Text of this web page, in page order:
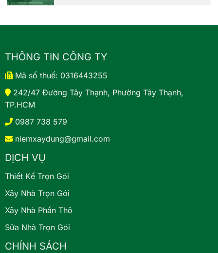
THÔNG TIN CÔNG TY
Mã số thuế: 0316443255
242/47 Đường Tây Thạnh, Phường Tây Thạnh,
TP.HCM
0987 738 579
niemxaydung@gmail.com
DỊCH VỤ
Thiết Kế Trọn Gói
Xây Nhà Trọn Gói
Xây Nhà Phần Thô
Sửa Nhà Trọn Gói
CHÍNH SÁCH